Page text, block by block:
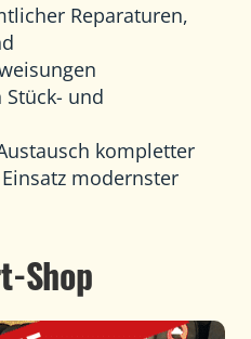
Reparaturen,
und
kompletter
modernster
Shop